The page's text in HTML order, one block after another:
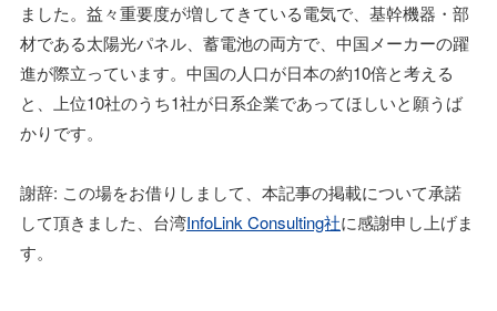
ました。益々重要度が増してきている電気で、基幹機器・部
材である太陽光パネル、蓄電池の両方で、中国メーカーの躍
進が際立っています。中国の人口が日本の約10倍と考える
と、上位10社のうち1社が日系企業であってほしいと願うば
かりです。
謝辞: この場をお借りしまして、本記事の掲載について承諾
して頂きました、台湾InfoLink Consulting社に感謝申し上げま
す。